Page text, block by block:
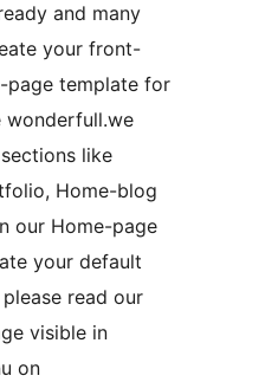
and many
your front-
page template for
wonderfull.we
like
Home-blog
our Home-page
your default
read our
visible in
on